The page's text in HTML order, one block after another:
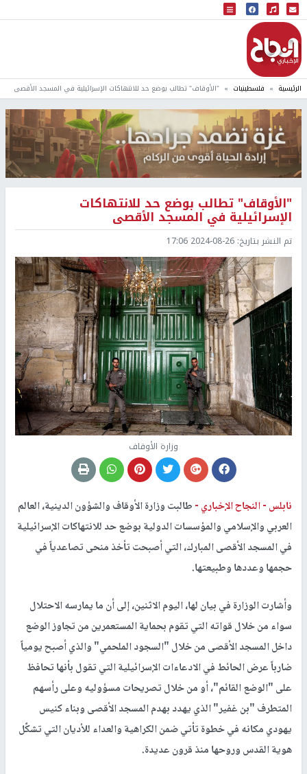
البث المباشر
إذاعة النجاح
الرئيسية فلسطينيات "الأوقاف" تطالب بوضع حد للانتهاكات الإسرائيلية في المسجد الأقصى
"الأوقاف" تطالب بوضع حد للانتهاكات
الإسرائيلية في المسجد الأقصى
تم النشر بتاريخ: 2024-08-26 17:06
وزارة الأوقاف
نابلس -النجاح الإخباري -طالبت وزارة الأوقاف والشؤون الدينية، العالم
العربي والإسلامي والمؤسسات الدولية بوضع حد للانتهاكات الإسرائيلية
في المسجد الأقصى المبارك، التي أصبحت تأخذ منحى تصاعدياً في
حجمها وعددها وطبيعتها.
وأشارت الوزارة في بيان لها، اليوم الاثنين، إلى أن ما يمارسه الاحتلال
سواء من خلال قواته التي تقوم بحماية المستعمرين من تجاوز الوضع
داخل المسجد الأقصى من خلال "السجود الملحمي" والذي أصبح يومياً
ضارباً عرض الحائط في الادعاءات الإسرائيلية التي تقول بأنها تحافظ
على "الوضع القائم"، أو من خلال تصريحات مسؤوليه وعلى رأسهم
المتطرف "بن غفير" الذي يهدد بهدم المسجد الأقصى وبناء كنيس
يهودي مكانه في خطوة تأتي ضمن الكراهية والعداء للأديان التي تشكِّل
هوية القدس وروحها منذ قرون عديدة.